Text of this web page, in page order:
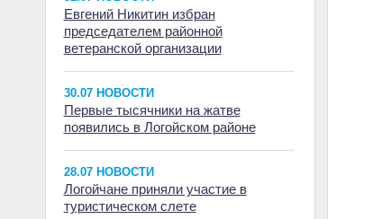
Евгений Никитин избран
председателем районной
ветеранской организации
30.07 НОВОСТИ
Первые тысячники на жатве
появились в Логойском районе
28.07 НОВОСТИ
Логойчане приняли участие в
туристическом слете